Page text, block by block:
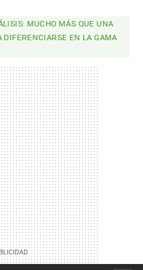
MUCHO MÁS QUE UNA
DIFERENCIARSE EN LA GAMA